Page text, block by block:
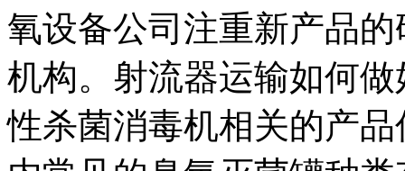
氧设备公司注重新产品
机构。射流器运输如何
性杀菌消毒机相关的产